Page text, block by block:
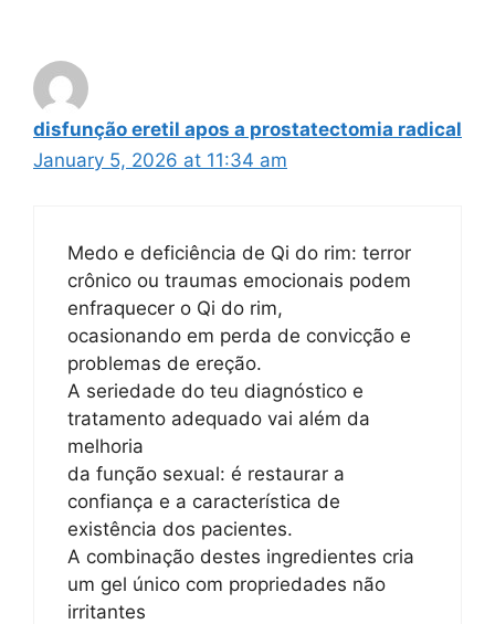
disfunção eretil apos a prostatectomia radical
January 5, 2026 at 11:34 am
Medo e deficiência de Qi do rim: terror
crônico ou traumas emocionais podem
enfraquecer o Qi do rim,
ocasionando em perda de convicção e
problemas de ereção.
A seriedade do teu diagnóstico e
tratamento adequado vai além da
melhoria
da função sexual: é restaurar a
confiança e a característica de
existência dos pacientes.
A combinação destes ingredientes cria
um gel único com propriedades não
irritantes